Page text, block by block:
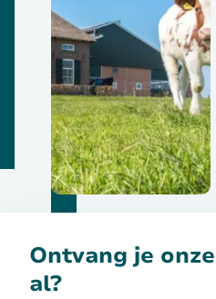
Ontvang je
al?